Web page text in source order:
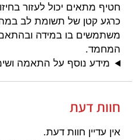
חטיף מתאים יכול לעזור
כרגע קטן של תשומת לב
משתמשים בו במידה ובהתאם
המחמד.
מידע נוסף על התאמה
חוות דעת
אין עדיין חוות דעת.